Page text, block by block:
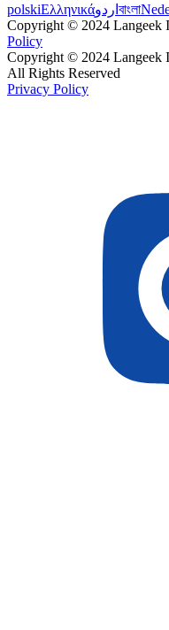
polskiΕλληνικάاردو বাংলা
Copyright © 2024 Langeek
Policy
Copyright © 2024 Langeek
All Rights Reserved
Privacy Policy